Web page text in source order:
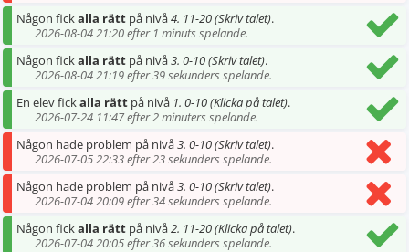
Någon fickalla rätt på nivå4. 11-20 (Skriv talet).
2026-08-04 21:20 efter 1 minuts spelande.
Någon fickalla rätt på nivå3. 0-10 (Skriv talet).
2026-08-04 21:19 efter 39 sekunders spelande.
En elev fickalla rätt på nivå 1. 0-10 (Klicka på talet).
2026-07-24 11:47 efter 2 minuters spelande.
Någon hade problem på nivå3. 0-10 (Skriv talet).
2026-07-05 22:33 efter 23 sekunders spelande.
Någon hade problem på nivå3. 0-10 (Skriv talet).
2026-07-04 20:09 efter 34 sekunders spelande.
Någon fickalla rätt på nivå2. 11-20 (Klicka på talet).
2026-07-04 20:05 efter 36 sekunders spelande.